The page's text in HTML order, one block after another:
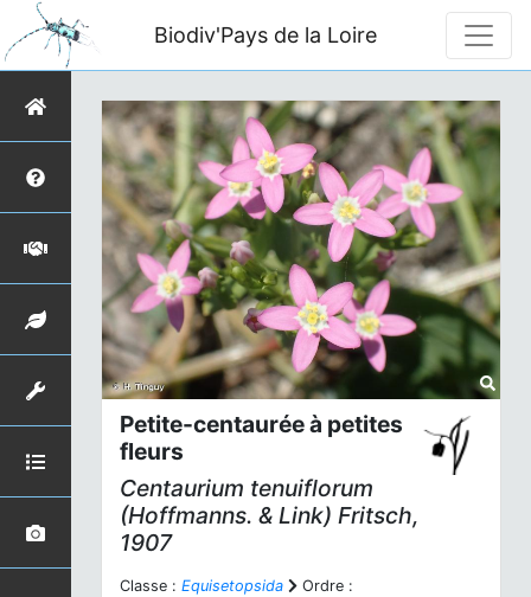
Biodiv'Pays de la Loire
Petite-centaurée à petites
fleurs
Centaurium tenuiflorum
(Hoffmanns. & Link) Fritsch,
1907
Classe : Equisetopsida
Ordre :